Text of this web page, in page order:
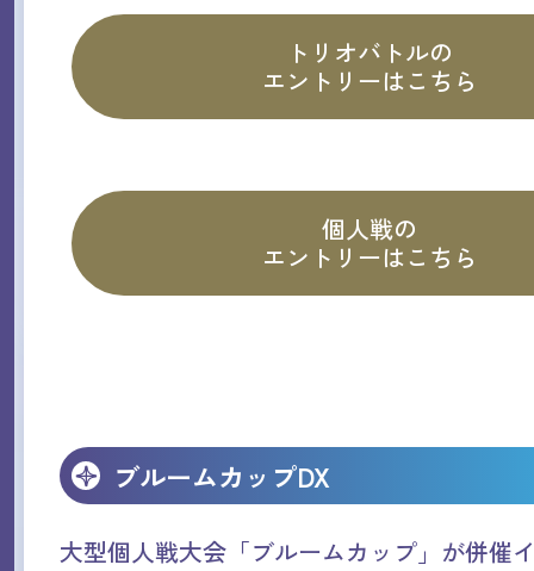
トリオバトルの
エントリーはこちら
個人戦の
エントリーはこちら
ブルームカップDX
大型個人戦大会「ブルームカップ」が併催